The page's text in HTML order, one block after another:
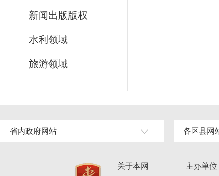
新闻出版版权
水利领域
旅游领域
省内政府网站 各区县网
关于本网
主办单